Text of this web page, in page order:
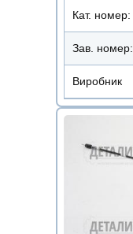
Кат. номер:
Зав. номер:
Виробник